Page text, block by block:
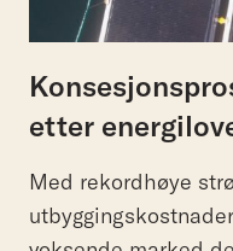
etter
Med rekordhøye